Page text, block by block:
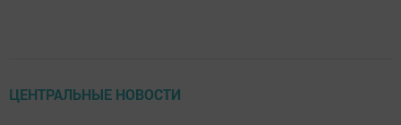
ЦЕНТРАЛЬНЫЕ НОВОСТИ